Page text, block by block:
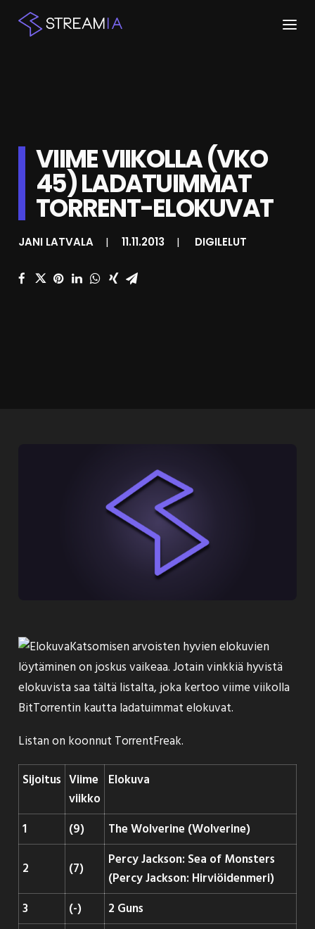
KESKUSTELU
SHOP
VIIME VIIKOLLA (VKO
45) LADATUIMMAT
TORRENT-ELOKUVAT
JANI LATVALA | 11.11.2013 | DIGILELUT
Katsomisen arvoisten hyvien elokuvien
löytäminen on joskus vaikeaa. Jotain vinkkiä hyvistä
elokuvista saa tältä listalta, joka kertoo viime viikolla
BitTorrentin kautta ladatuimmat elokuvat.
Listan on koonnut TorrentFreak.
Sijoitus Viime
viikko
Elokuva
1 (9) The Wolverine (Wolverine)
2 (7)
Percy Jackson: Sea of Monsters
(Percy Jackson: Hirviöidenmeri)
3
(-)
2 Guns